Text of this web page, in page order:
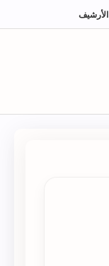
الأرشيف